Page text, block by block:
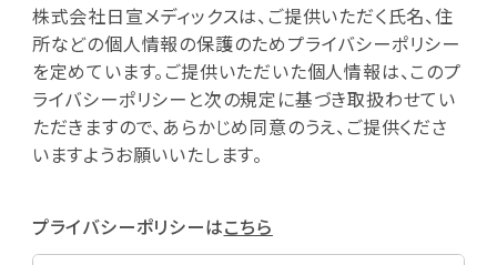
株式会社日宣メディックスは、ご提供いただく氏名、住
所などの個人情報の保護のためプライバシーポリシー
を定めています。ご提供いただいた個人情報は、このプ
ライバシーポリシーと次の規定に基づき取扱わせてい
ただきますので、あらかじめ同意のうえ、ご提供くださ
いますようお願いいたします。
プライバシーポリシーはこちら